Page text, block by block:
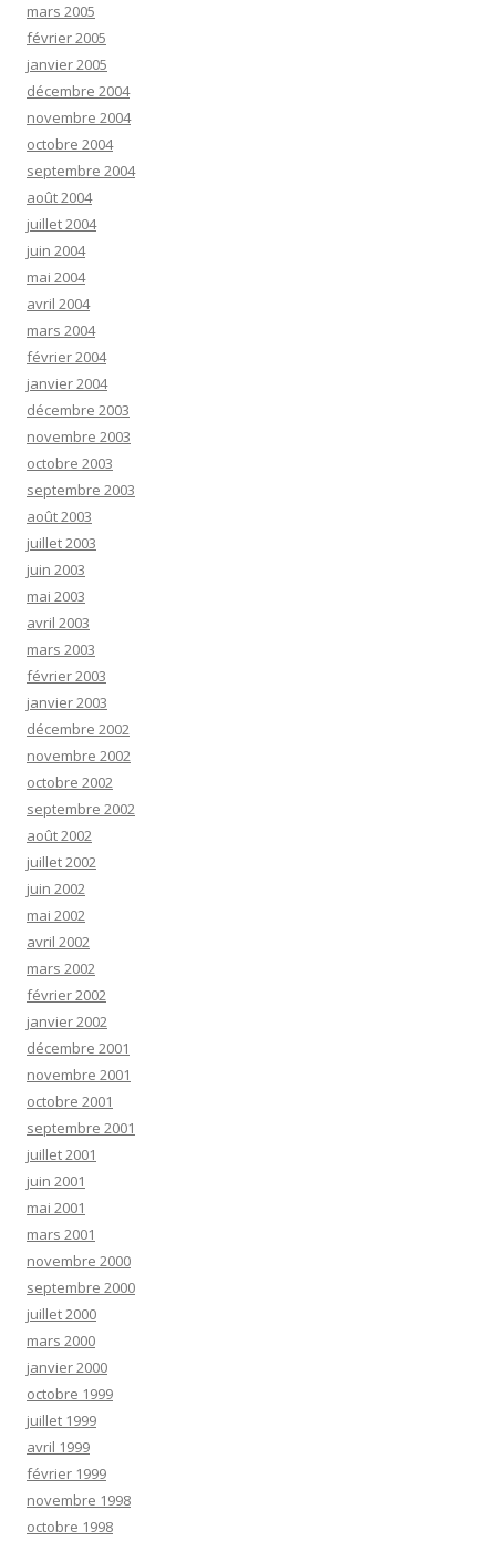
mars 2005
février 2005
janvier 2005
décembre 2004
novembre 2004
octobre 2004
septembre 2004
août 2004
juillet 2004
juin 2004
mai 2004
avril 2004
mars 2004
février 2004
janvier 2004
décembre 2003
novembre 2003
octobre 2003
septembre 2003
août 2003
juillet 2003
juin 2003
mai 2003
avril 2003
mars 2003
février 2003
janvier 2003
décembre 2002
novembre 2002
octobre 2002
septembre 2002
août 2002
juillet 2002
juin 2002
mai 2002
avril 2002
mars 2002
février 2002
janvier 2002
décembre 2001
novembre 2001
octobre 2001
septembre 2001
juillet 2001
juin 2001
mai 2001
mars 2001
novembre 2000
septembre 2000
juillet 2000
mars 2000
janvier 2000
octobre 1999
juillet 1999
avril 1999
février 1999
novembre 1998
octobre 1998